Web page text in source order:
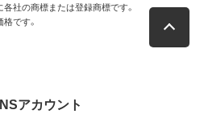
社の商標または登録商標です。
です。
アカウント